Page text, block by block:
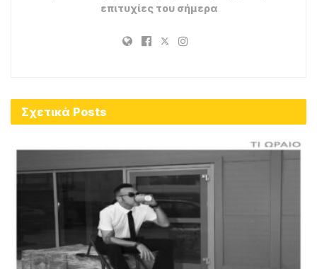
επιτυχίες του σήμερα
Σχετικά Posts